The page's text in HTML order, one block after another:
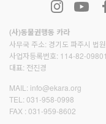
(사)동물권행동 카라
사무국 주소: 경기도 파주시 법
사업자등록번호: 114-82-09801
대표: 전진경
MAIL: info@ekara.org
TEL: 031-958-0998
FAX : 031-959-8602